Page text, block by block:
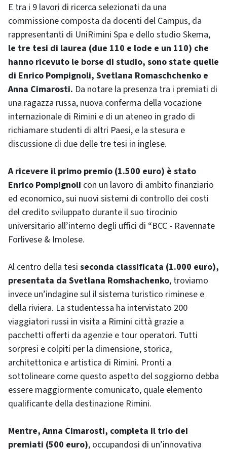
E tra i 9 lavori di ricerca selezionati da una
commissione composta da docenti del Campus, da
rappresentanti di UniRimini Spa e dello studio Skema,
le tre tesi di laurea (due 110 e lode e un 110) che
hanno ricevuto le borse di studio, sono state quelle
di Enrico Pompignoli, Svetlana Romaschchenko e
Anna Cimarosti. Da notare la presenza tra i premiati di
una ragazza russa, nuova conferma della vocazione
internazionale di Rimini e di un ateneo in grado di
richiamare studenti di altri Paesi, e la stesura e
discussione di due delle tre tesi in inglese.
A ricevere il primo premio (1.500 euro) è stato
Enrico Pompignoli con un lavoro di ambito finanziario
ed economico, sui nuovi sistemi di controllo dei costi
del credito sviluppato durante il suo tirocinio
universitario all’interno degli uffici di “BCC - Ravennate
Forlivese & Imolese.
Al centro della tesi seconda classificata (1.000 euro),
presentata da Svetlana Romshachenko, troviamo
invece un’indagine sul il sistema turistico riminese e
della riviera. La studentessa ha intervistato 200
viaggiatori russi in visita a Rimini città grazie a
pacchetti offerti da agenzie e tour operatori. Tutti
sorpresi e colpiti per la dimensione, storica,
architettonica e artistica di Rimini. Pronti a
sottolineare come questo aspetto del soggiorno debba
essere maggiormente comunicato, quale elemento
qualificante della destinazione Rimini.
Mentre, Anna Cimarosti, completa il trio dei
premiati (500 euro), occupandosi di un’innovativa